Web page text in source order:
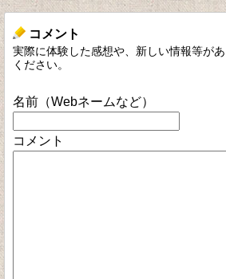
コメント
実際に体験した感想や、新しい情報等が
ください。
名前（Webネームなど）
コメント